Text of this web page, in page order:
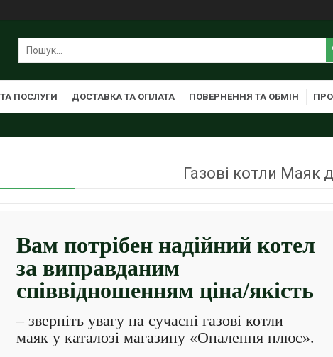
ПОСЛУГИ ДОСТАВКА ТА ОПЛАТА ПОВЕРНЕННЯ ТА ОБМІН
Газові котли Маяк
Вам потрібен надійний котел
за виправданим
співвідношенням ціна/якість
– зверніть увагу на сучасні газові котли
маяк у каталозі магазину «Опалення плюс».